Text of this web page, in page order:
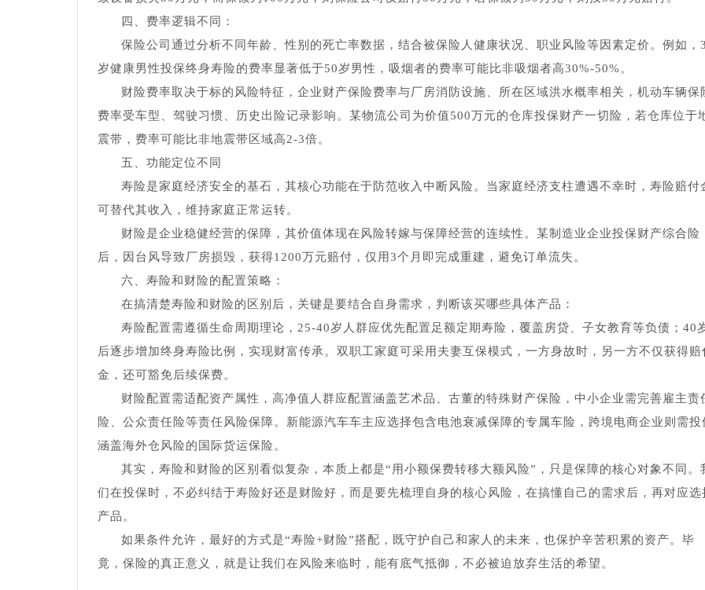
四、费率逻辑不同：
保险公司通过分析不同年龄、性别的死亡率数据，结合被保险人健康状况、职业风险等因素定价。例如，
岁健康男性投保终身寿险的费率显著低于50岁男性，吸烟者的费率可能比非吸烟者高30%-50%。
财险费率取决于标的风险特征，企业财产保险费率与厂房消防设施、所在区域洪水概率相关，机动车辆保
费率受车型、驾驶习惯、历史出险记录影响。某物流公司为价值500万元的仓库投保财产一切险，若仓库位于
震带，费率可能比非地震带区域高2-3倍。
五、功能定位不同
寿险是家庭经济安全的基石，其核心功能在于防范收入中断风险。当家庭经济支柱遭遇不幸时，寿险赔付
可替代其收入，维持家庭正常运转。
财险是企业稳健经营的保障，其价值体现在风险转嫁与保障经营的连续性。某制造业企业投保财产综合险
后，因台风导致厂房损毁，获得1200万元赔付，仅用3个月即完成重建，避免订单流失。
六、寿险和财险的配置策略：
在搞清楚寿险和财险的区别后，关键是要结合自身需求，判断该买哪些具体产品：
寿险配置需遵循生命周期理论，25-40岁人群应优先配置足额定期寿险，覆盖房贷、子女教育等负债；40
后逐步增加终身寿险比例，实现财富传承。双职工家庭可采用夫妻互保模式，一方身故时，另一方不仅获得赔
金，还可豁免后续保费。
财险配置需适配资产属性，高净值人群应配置涵盖艺术品、古董的特殊财产保险，中小企业需完善雇主责
险、公众责任险等责任风险保障。新能源汽车车主应选择包含电池衰减保障的专属车险，跨境电商企业则需投
涵盖海外仓风险的国际货运保险。
其实，寿险和财险的区别看似复杂，本质上都是“用小额保费转移大额风险”，只是保障的核心对象不同。
们在投保时，不必纠结于寿险好还是财险好，而是要先梳理自身的核心风险，在搞懂自己的需求后，再对应选
产品。
如果条件允许，最好的方式是“寿险+财险”搭配，既守护自己和家人的未来，也保护辛苦积累的资产。毕
竟，保险的真正意义，就是让我们在风险来临时，能有底气抵御，不必被迫放弃生活的希望。